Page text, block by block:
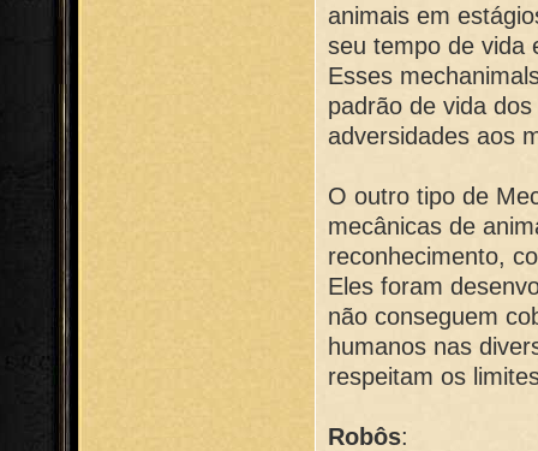
animais em
seu tempo de vida
Esses
padrão de vida
adversidades aos
O outro tipo de
mecânicas de
reconhecimento,
Eles foram
não conseguem
humanos nas
respeitam os
Robôs: